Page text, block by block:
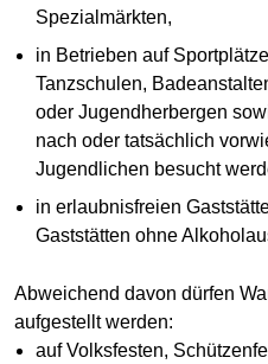
Spezialmärkten,
in Betrieben auf
Tanzschulen,
oder Jugendherbergen
nach oder tatsächlich
Jugendlichen besucht
in erlaubnisfreien
Gaststätten ohne
Abweichend davon dürfen
aufgestellt werden:
auf Volksfesten,